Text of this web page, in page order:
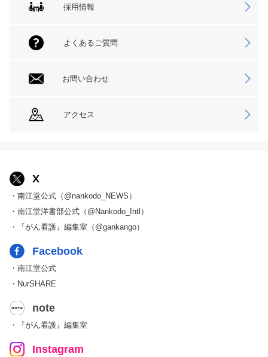
採用情報
よくあるご質問
お問い合わせ
アクセス
X
・南江堂公式（@nankodo_NEWS）
・南江堂洋書部公式（@Nankodo_Intl）
・『がん看護』編集室（@gankango）
Facebook
・南江堂公式
・NurSHARE
note
・『がん看護』編集室
Instagram